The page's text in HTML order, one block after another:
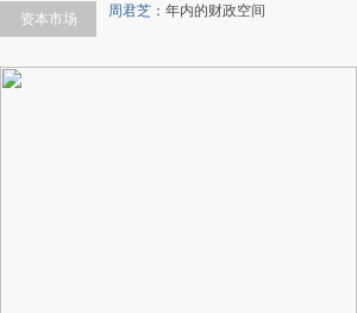
资本市场 周君芝 ： 年内的财政空间